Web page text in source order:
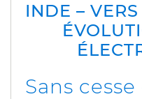
INDE –
Sans cesse